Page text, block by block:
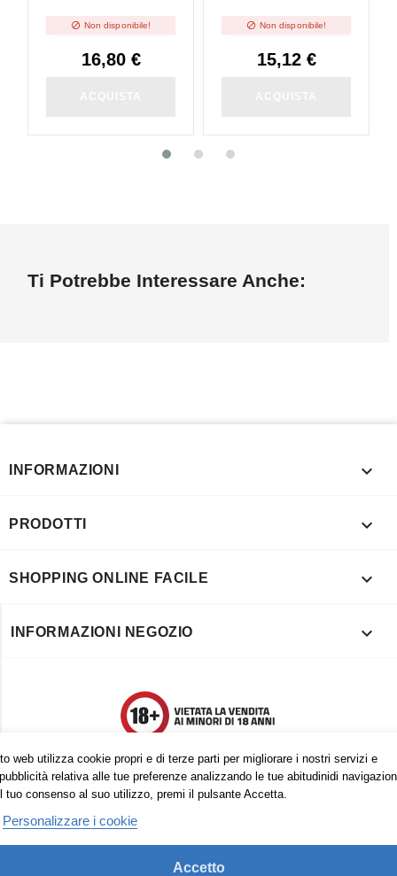
And Vape - 30ml
 Non disponibile!
16,80 €
Vape - 30ml
 Non disponibile!
15,12 €
Ti Potrebbe Interessare Anche:
web utilizza cookie propri e di terze parti per migliorare i nostri servizi e
relativa alle tue preferenze analizzando le tue abitudinidi
tuo consenso al suo utilizzo, premi il pulsante Accetta.
Personalizzare i cookie
Accetto
INFORMAZIONI 
PRODOTTI 
SHOPPING ONLINE FACILE 
INFORMAZIONI NEGOZIO 
Trovaci anche su: